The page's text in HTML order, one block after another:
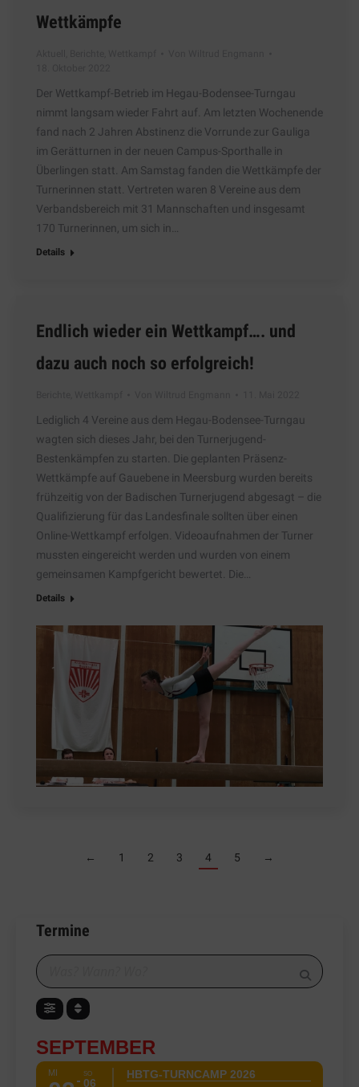
Wettkämpfe
Der Wettkampf-Betrieb im Hegau-Bodensee-Turngau
nimmt langsam wieder Fahrt auf. Am letzten Wochenende
fand nach 2 Jahren Abstinenz die Vorrunde zur Gauliga
im Gerätturnen in der neuen Campus-Sporthalle in
Überlingen statt. Am Samstag fanden die Wettkämpfe der
Turnerinnen statt. Vertreten waren 8 Vereine aus dem
Verbandsbereich mit 31 Mannschaften und insgesamt
170 Turnerinnen, um sich in…
Details
Endlich wieder ein Wettkampf…. und
dazu auch noch so erfolgreich!
Lediglich 4 Vereine aus dem Hegau-Bodensee-Turngau
wagten sich dieses Jahr, bei den Turnerjugend-
Bestenkämpfen zu starten. Die geplanten Präsenz-
Wettkämpfe auf Gauebene in Meersburg wurden bereits
frühzeitig von der Badischen Turnerjugend abgesagt – die
Qualifizierung für das Landesfinale sollten über einen
Online-Wettkampf erfolgen. Videoaufnahmen der Turner
mussten eingereicht werden und wurden von einem
gemeinsamen Kampfgericht bewertet. Die…
Details
← 1 2 3 4 5 →
Termine
SEPTEMBER
MI SO
06
HBTG-TURNCAMP 2026